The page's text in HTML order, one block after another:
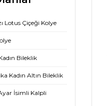
Lotus Çiçeği Kolye
Bileklik
Kadın Altın Bileklik
İsimli Kalpli